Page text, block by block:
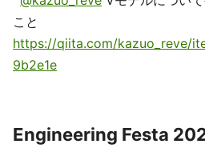
こと
https://qiita.com/kazuo_reve/
9b2e1e
Engineering Festa